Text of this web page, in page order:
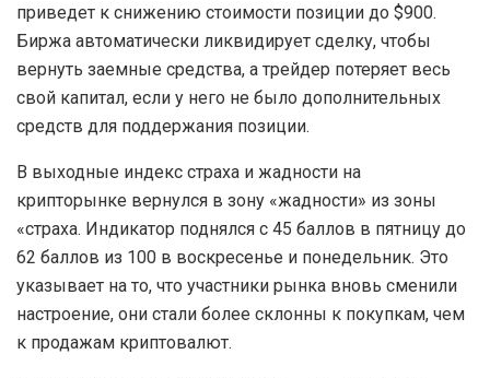
приведет к снижению стоимости позиции до $900.
Биржа автоматически ликвидирует сделку, чтобы
вернуть заемные средства, а трейдер потеряет весь
свой капитал, если у него не было дополнительных
средств для поддержания позиции.
В выходные индекс страха и жадности на
крипторынке вернулся в зону «жадности» из зоны
«страха. Индикатор поднялся с 45 баллов в пятницу до
62 баллов из 100 в воскресенье и понедельник. Это
указывает на то, что участники рынка вновь сменили
настроение, они стали более склонны к покупкам, чем
к продажам криптовалют.